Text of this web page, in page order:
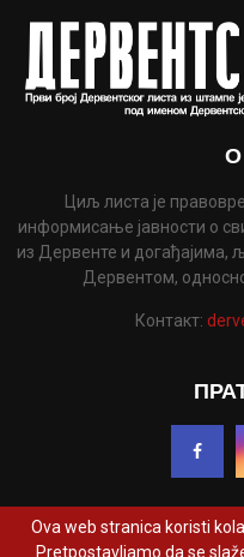
Циљ листа је
информисање јавности о
из Дервенте и догађајима,
Дервентом,
Контакт:
Ova web stranica koristi
Pretpostavljamo da se